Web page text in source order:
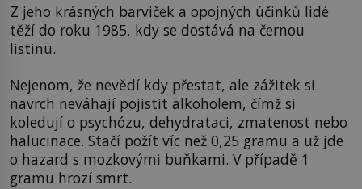
Z jeho krásných barviček a opojných účinků lidé
těží do roku 1985, kdy se dostává na černou
listinu.
Nejenom, že nevědí kdy přestat, ale zážitek si
navrch neváhají pojistit alkoholem, čímž si
koledují o psychózu, dehydrataci, zmatenost nebo
halucinace. Stačí požít víc než 0,25 gramu a už jde
o hazard s mozkovými buňkami. V případě 1
gramu hrozí smrt.